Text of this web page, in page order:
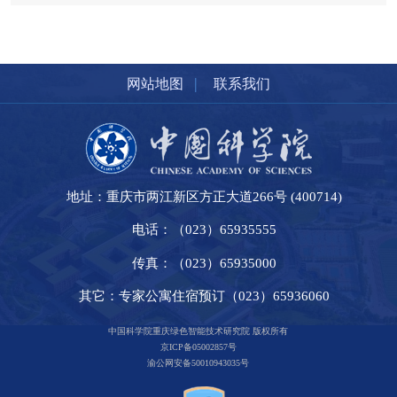
网站地图 | 联系我们
地址：重庆市两江新区方正大道266号 (400714)
电话：（023）65935555
传真：（023）65935000
其它：专家公寓住宿预订（023）65936060
中国科学院重庆绿色智能技术研究院 版权所有
京ICP备05002857号
渝公网安备50010943035号